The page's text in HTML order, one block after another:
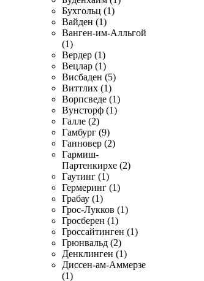
Бухгольц (1)
Вайден (1)
Ванген-им-Алльгой
(1)
Вердер (1)
Вецлар (1)
Висбаден (5)
Виттлих (1)
Ворпсведе (1)
Вунсторф (1)
Галле (2)
Гамбург (9)
Ганновер (2)
Гармиш-
Партенкирхе (2)
Гаутинг (1)
Гермеринг (1)
Грабау (1)
Грос-Лукков (1)
Гросберен (1)
Гроссайтинген (1)
Грюнвальд (2)
Денклинген (1)
Диссен-ам-Аммерзе
(1)